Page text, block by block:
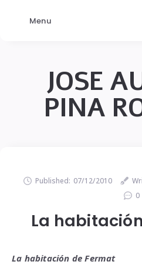
JOSE
PINA
Published: 07/12/2010
0
La
La habitación de Fermat
Menu